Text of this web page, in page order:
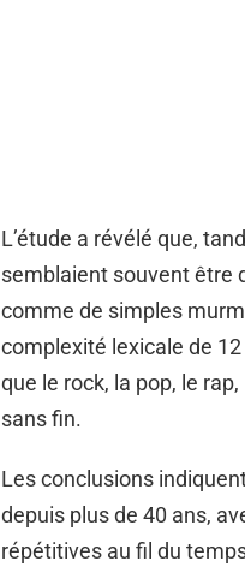
L’étude a révélé que,
semblaient souvent être
comme de simples
complexité lexicale de
que le rock, la pop, le
sans fin.
Les conclusions
depuis plus de 40 ans,
répétitives au fil du